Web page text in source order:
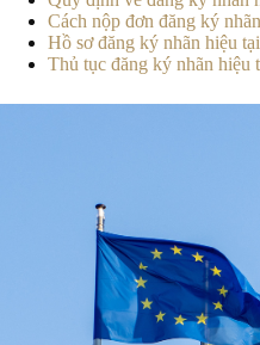
Cách nộp đơn đăng ký
Hồ sơ đăng ký nhãn hiệu
Thủ tục đăng ký nhãn hiệu